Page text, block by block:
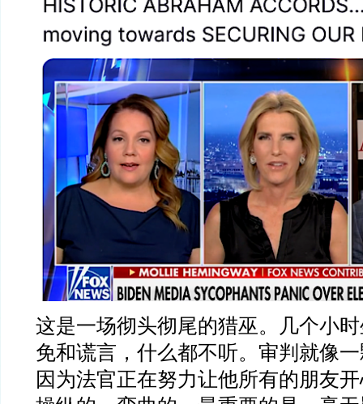
这是一场彻头彻尾的猎巫。几个小
免和谎言，什么都不听。审判就像
因为法官正在努力让他所有的朋友